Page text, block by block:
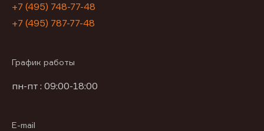
+7 (495) 748-77-48
+7 (495) 787-77-48
График работы
пн-пт : 09:00-18:00
E-mail